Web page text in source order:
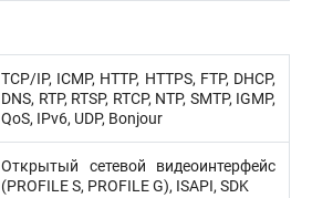
TCP/IP, ICMP, HTTP, HTTPS, FTP, DHCP,
DNS, RTP, RTSP, RTCP, NTP, SMTP, IGMP,
QoS, IPv6, UDP, Bonjour
Открытый сетевой видеоинтерфейс
(PROFILE S, PROFILE G), ISAPI, SDK